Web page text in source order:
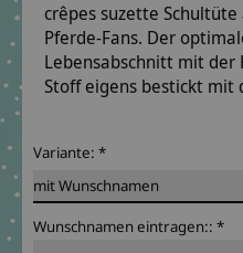
crêpes suzette
Pferde-Fans. Der
Lebensabschnitt mit der
Stoff eigens bestickt mit
Variante: *
Wunschnamen eintragen:: *